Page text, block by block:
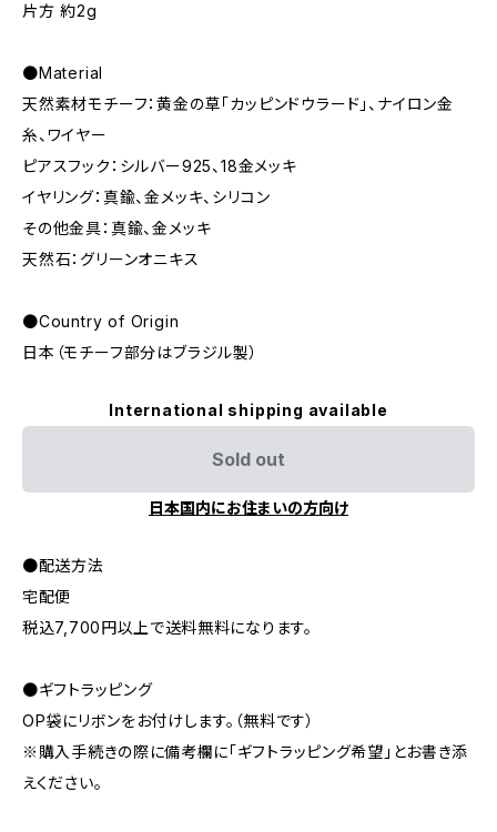
片方 約2g
●Material
天然素材モチーフ：黄金の草「カッピンドウラード」、ナイロン金
糸、ワイヤー
ピアスフック：シルバー925、18金メッキ
イヤリング：真鍮、金メッキ、シリコン
その他金具：真鍮、金メッキ
天然石：グリーンオニキス
●Country of Origin
日本（モチーフ部分はブラジル製）
International shipping available
Sold out
日本国内にお住まいの方向け
●配送方法
宅配便
税込7,700円以上で送料無料になります。
●ギフトラッピング
OP袋にリボンをお付けします。（無料です）
※購入手続きの際に備考欄に「ギフトラッピング希望」とお書き添
えください。